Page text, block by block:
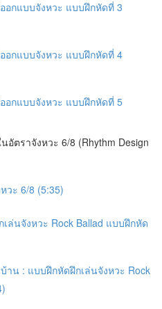
อกแบบจังหวะ แบบฝึกหัดที่ 3
อกแบบจังหวะ แบบฝึกหัดที่ 4
อกแบบจังหวะ แบบฝึกหัดที่ 5
อัตราจังหวะ 6/8 (Rhythm Design
วะ 6/8 (5:35)
ล่นจังหวะ Rock Ballad แบบฝึกหัด
าน : แบบฝึกหัดฝึกเล่นจังหวะ Rock